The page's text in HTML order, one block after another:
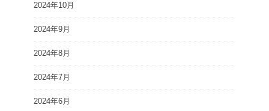
2024年10月
2024年9月
2024年8月
2024年7月
2024年6月